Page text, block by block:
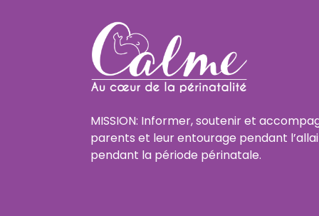
MISSION: Informer, soutenir et
parents et leur entourage pendant
pendant la période périnatale.